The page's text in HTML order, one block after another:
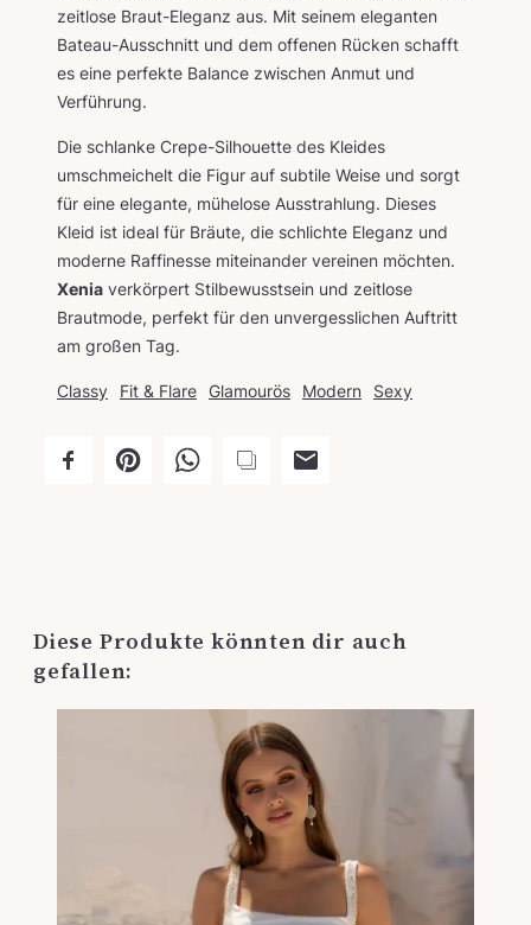
zeitlose Braut-Eleganz aus. Mit seinem eleganten
Bateau-Ausschnitt und dem offenen Rücken schafft
es eine perfekte Balance zwischen Anmut und
Verführung.
Die schlanke Crepe-Silhouette des Kleides
umschmeichelt die Figur auf subtile Weise und sorgt
für eine elegante, mühelose Ausstrahlung. Dieses
Kleid ist ideal für Bräute, die schlichte Eleganz und
moderne Raffinesse miteinander vereinen möchten.
Xenia verkörpert Stilbewusstsein und zeitlose
Brautmode, perfekt für den unvergesslichen Auftritt
am großen Tag.
Classy Fit & Flare Glamourös Modern Sexy
Diese Produkte könnten dir auch
gefallen: